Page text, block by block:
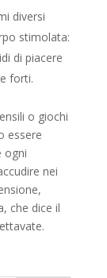
diversi
stimolata:
di piacere
forti.
o giochi
essere
ogni
nei
che dice il